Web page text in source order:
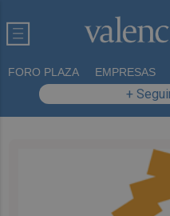
FORO PLAZA EMPRESAS
+